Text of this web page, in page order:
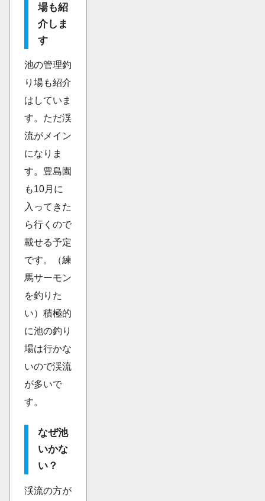
場も紹
介しま
す
池の管理釣
り場も紹介
はしていま
す。ただ渓
流がメイン
になりま
す。豊島園
も10月に
入ってきた
ら行くので
載せる予定
です。（練
馬サーモン
を釣りた
い）積極的
に池の釣り
場は行かな
いので渓流
が多いで
す。
なぜ池
いかな
い？
渓流の方が